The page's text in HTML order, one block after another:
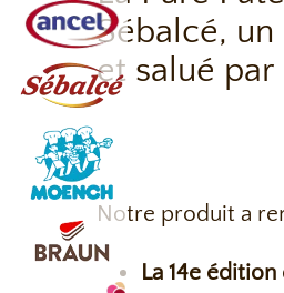
Sébalcé,
et salué
Notre produit a
La 14e